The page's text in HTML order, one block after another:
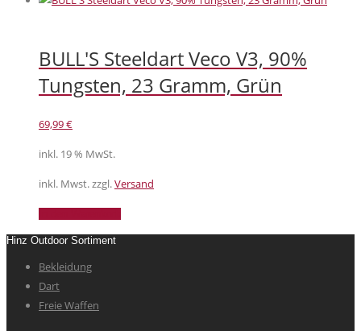
BULL'S Steeldart Veco V3, 90%
Tungsten, 23 Gramm, Grün
69,99€
inkl. 19 % MwSt.
inkl. Mwst. zzgl.Versand
Hinz Outdoor Sortiment
Bekleidung
Dart
Freie Waffen